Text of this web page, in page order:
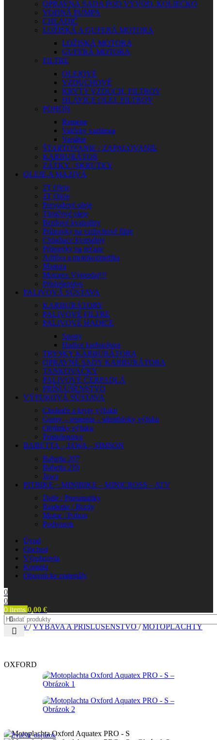
OPRAVNÁ SADA POD VÝVOD. KOLIEČKO
VODNÁ PUMPA
CHLADIČ
LOŽISKÁ A GUFERÁ MOTORA
LOŽISKÁ MOTORA
GUFERÁ MOTORA
FILTRE
OLEJOVÉ
VZDUCHOVÉ
KRYTY VZDUCH. FILTROV
HLAVICE OLEJ. FILTROV
POHON
Remene
Valčeky variátora
Variátor
ŠTARTOVANIE / ZAPAĽOVANIE
KARBURÁTOR
ZÁTKY / SKRUTKY
OLEJE A MAZIVÁ
2T Oleje
4T Oleje
Prevodové oleje
Tlmičové oleje
Brzdové kvapaliny
Prípravky na vzduchové filtre
Chladiace kvapaliny
Prípravky na reťaze
Aditíva a motokozmetika
Magura
Motorex Výpredaj!!!
Príslušenstvo
PALIVOVÁ SÚSTAVA
KARBURÁTORY
PALIVOVÉ FILTRE
PALIVOVÉ HADICE
Spony
Hadice karburátora
TRYSKY KARBURÁTORA
OPRAVNÉ SADY KARBURÁTORA
TANKOVAČKY
PALIVOVÉ ČERPADLÁ
PRÍSLUŠENSTVO
VÝFUKOVÁ SÚSTAVA
Chrániče a kryty výfuku
Gumy – tesnenia – silentbloky výfuku
Objímky výfuku
Príslušenstvo
BABETTA – JAWA – SIMSON
Babetta 207
Babetta 210
Jawa
PITBIKE – MINIBIKE – MINICROSS – ATV
Duše / Pneumatiky
Riadenie / Brzdy
Motor / Pohon
Podvozok
Úvod
Obchod
Výrobcovia
Kontakt
Obuvnícke materiály
0
0
0 items 0,00 €
Domov/ VÝBAVA A PRÍSLUŠENSTVO/ MOTOPLACHTY
OXFORD
Zväčšiť obrázok